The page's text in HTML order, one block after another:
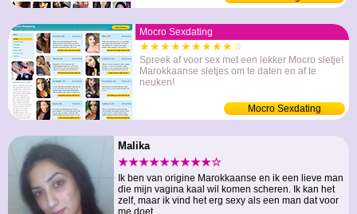
Mocro Sexdating
★★★★★★★★★☆
Spreek af voor sex met een lekker Mocro sletje!
Marokkaanse sletjes om te daten en af te
neuken!
Mocro Sexdating
Malika
★★★★★★★★★☆
Ik ben van origine Marokkaanse en ik een lieve man
die mijn vagina kaal wil komen scheren. Ik kan het
zelf, maar ik vind het erg sexy als een man dat voor
me doet